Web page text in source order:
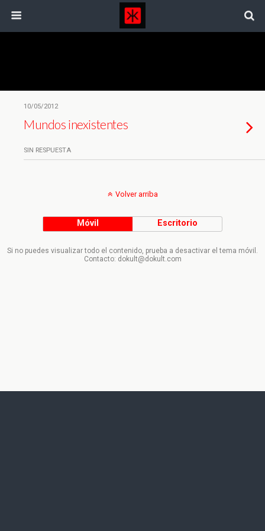
10/05/2012
Mundos inexistentes
SIN RESPUESTA
Volver arriba
Móvil Escritorio
Si no puedes visualizar todo el contenido, prueba a desactivar el tema móvil.
Contacto: dokult@dokult.com